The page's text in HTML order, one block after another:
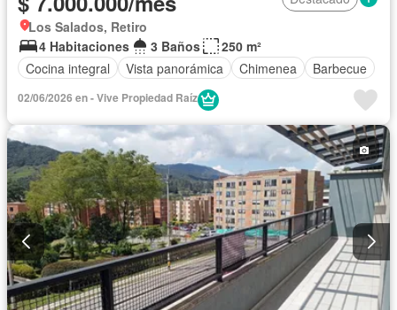
Los Salados, Retiro
4 Habitaciones
3 Baños
250 m²
Cocina integral
Vista panorámica Chimenea Barbecue
02/06/2026 en - Vive Propiedad Raíz